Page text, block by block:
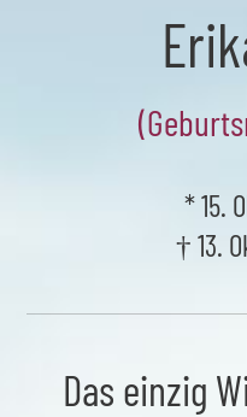
* 15.
† 13.
Das einzig